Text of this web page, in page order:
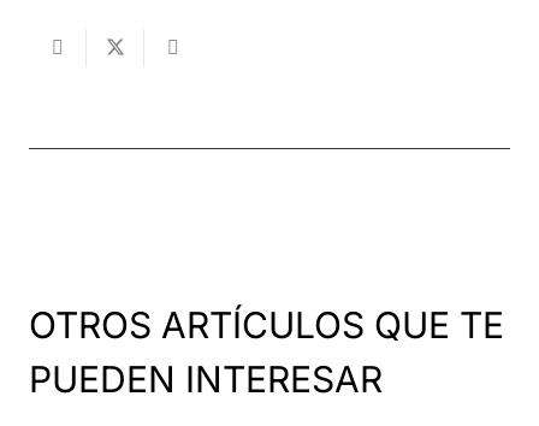
OTROS ARTÍCULOS QUE TE
PUEDEN INTERESAR